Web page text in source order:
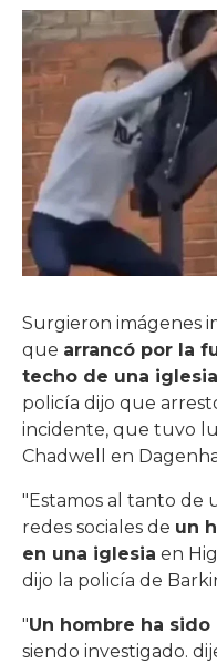
Surgieron imágenes
que arrancó por la
techo de una
policía dijo que
incidente, que tuvo
Chadwell en
"Estamos al tanto de
redes sociales de un
en una iglesia en
dijo la policía de
"Un hombre ha
siendo investigado.